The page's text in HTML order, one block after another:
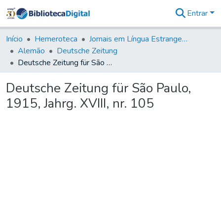
&
Coleções
Tudo na
Biblioteca
Estatísticas
Entrar
Início Hemeroteca
Jornais em Língua Estrangeira
Alemão
Deutsche Zeitung
Deutsche Zeitung für São Paulo, 1915, Jahrg. XVIII, nr. 105
Deutsche Zeitung für São Paulo,
1915, Jahrg. XVIII, nr. 105